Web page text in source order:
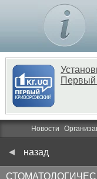
Первый
Новости
назад